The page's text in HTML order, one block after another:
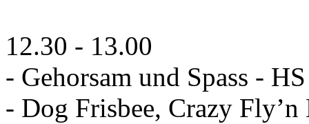
12.30 - 13.00
- Gehorsam und Spass -
- Dog Frisbee, Crazy Fly’n